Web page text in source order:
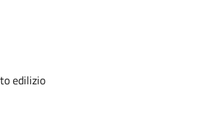
edilizio